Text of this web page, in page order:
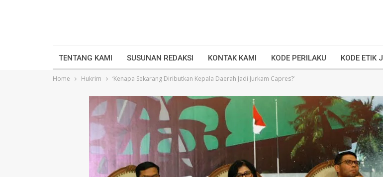
TENTANG KAMI SUSUNAN REDAKSI KONTAK KAMI KODE PERILAKU KODE ETIK
Home Hukrim ‘Kenapa Sekarang Diributkan Kepala Daerah Jadi Jurkam Capres?’